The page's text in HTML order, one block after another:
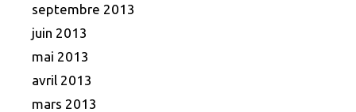
septembre 2013
juin 2013
mai 2013
avril 2013
mars 2013